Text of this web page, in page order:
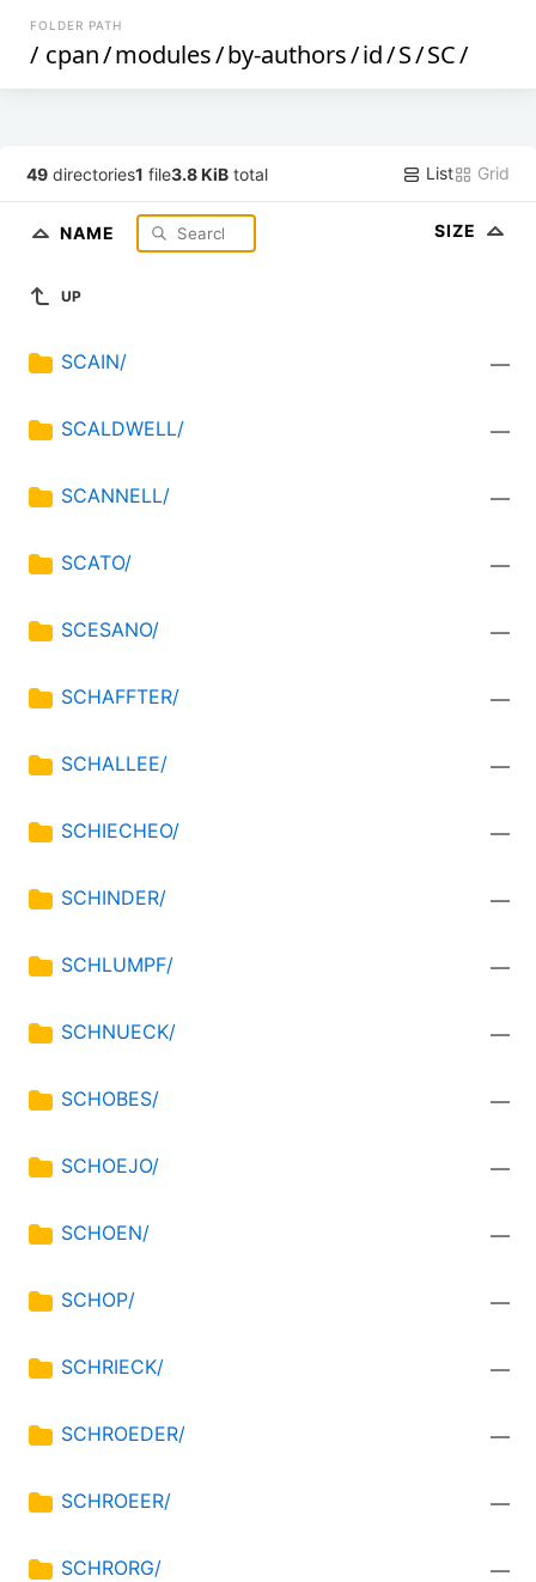
FOLDER PATH
/ cpan/modules/by-authors/id/S/SC/
49 directories1 file3.8 KiB total List Grid
NAME SIZE
UP
SCAIN/ —
SCALDWELL/ —
SCANNELL/ —
SCATO/ —
SCESANO/ —
SCHAFFTER/ —
SCHALLEE/ —
SCHIECHEO/ —
SCHINDER/ —
SCHLUMPF/ —
SCHNUECK/ —
SCHOBES/ —
SCHOEJO/ —
SCHOEN/ —
SCHOP/ —
SCHRIECK/ —
SCHROEDER/ —
SCHROEER/ —
SCHRORG/ —